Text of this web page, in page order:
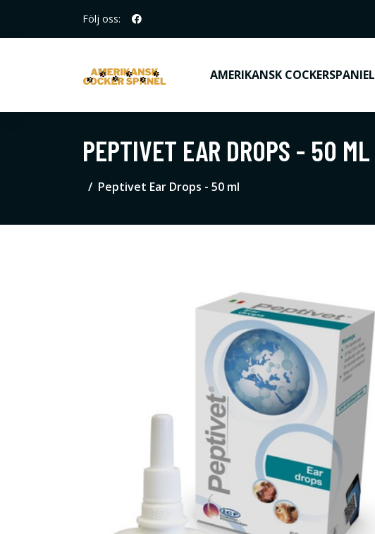
Följ oss:
AMERIKANSK COCKERSPANIEL
PEPTIVET EAR DROPS - 50 ML
Peptivet Ear Drops - 50 ml